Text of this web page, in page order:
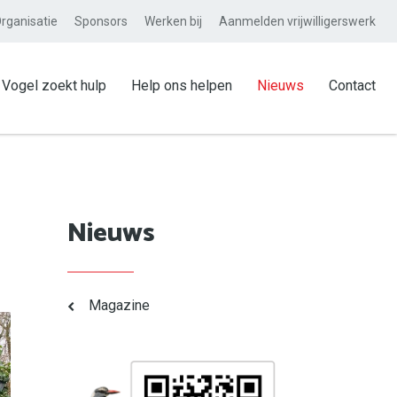
Sponsors Werken bij Aanmelden vrijwilligerswerk
Vogel zoekt hulp Help ons helpen Nieuws Contact
Nieuws
Magazine